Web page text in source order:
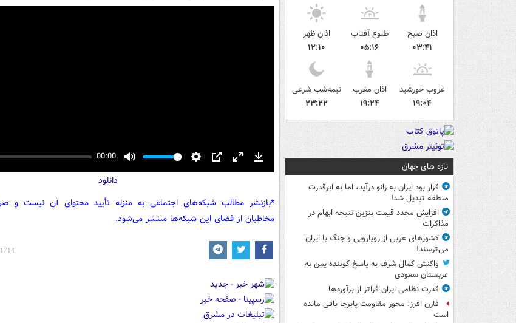
اذان صبح
۰۳:۴۱
طلوع آفتاب
۰۵:۱۶
اذان ظهر
۱۲:۱۰
غروب خورشید
۱۹:۰۴
اذان مغرب
۱۹:۲۴
نیمه‌شب شرعی
۲۳:۲۲
تازه های جهان
قرار بود ایران به زانو درآید، اما به ابرقدرت
منطقه تبدیل شد!
افزایش مجدد قیمت بنزین نتیجه ابهام در
مذاکرات
کشورهای عربی از رویارویی و جنگ با ایران
می‌ترسند!
واکنش کمال شرف به پاسخ کوبنده یمن به
عربستان سعودی
قدرت نظامی ایران فراتر از برآوردها
فارن افرز: محور مقاومت پابرجا باقی مانده
است
00:00
دانلود
*بازنشر مطالب شبکه‌های اجتماعی به منزله تأیید محتوای آن نیست و
مخاطبان از فضای این شبکه‌ها منتشر می‌شود.